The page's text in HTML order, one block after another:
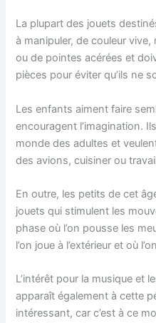
La plupart des jouets
à manipuler, de couleur
ou de pointes acérées et
pièces pour éviter qu’ils ne
Les enfants aiment faire
encouragent l’imagination.
monde des adultes et
des avions, cuisiner ou
En outre, les petits de cet
jouets qui stimulent les
phase où l’on pousse les
l’on joue à l’extérieur et où
L’intérêt pour la musique et
apparaît également à cette
intéressant, car c’est à ce